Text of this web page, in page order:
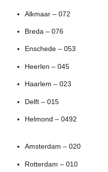
Alkmaar – 072
Breda – 076
Enschede – 053
Heerlen – 045
Haarlem – 023
Delft – 015
Helmond – 0492
Amsterdam – 020
Rotterdam – 010